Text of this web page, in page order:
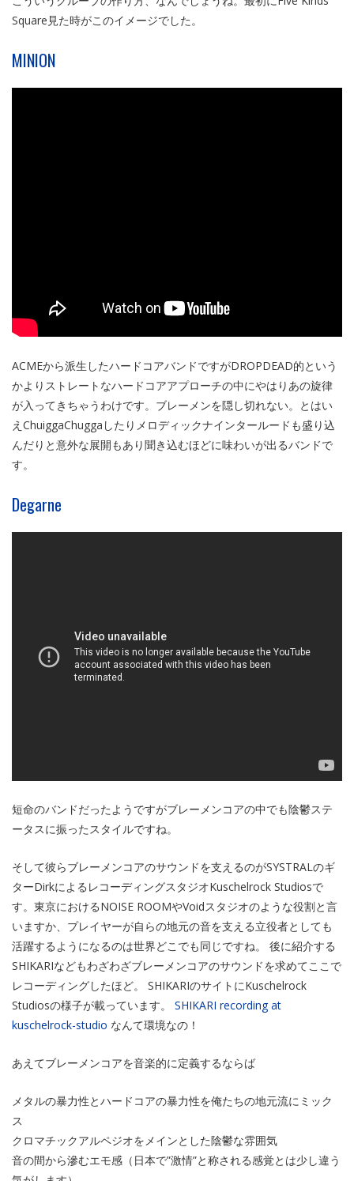
Square見た時がこのイメージでした。
MINION
ACMEから派生したハードコアバンドですがDROPDEAD的という
かよりストレートなハードコアアプローチの中にやはりあの旋律
が入ってきちゃうわけです。ブレーメンを隠し切れない。とはい
えChuiggaChuggaしたりメロディックナインタールードも盛り込
んだりと意外な展開もあり聞き込むほどに味わいが出るバンドで
す。
Degarne
短命のバンドだったようですがブレーメンコアの中でも陰鬱ステ
ータスに振ったスタイルですね。
そして彼らブレーメンコアのサウンドを支えるのがSYSTRALのギ
ターDirkによるレコーディングスタジオKuschelrock Studiosで
す。東京におけるNOISE ROOMやVoidスタジオのような役割と言
いますか、プレイヤーが自らの地元の音を支える立役者としても
活躍するようになるのは世界どこでも同じですね。 後に紹介する
SHIKARIなどもわざわざブレーメンコアのサウンドを求めてここで
レコーディングしたほど。 SHIKARIのサイトにKuschelrock
Studiosの様子が載っています。 SHIKARI recording at
kuschelrock-studio なんて環境なの！
あえてブレーメンコアを音楽的に定義するならば
メタルの暴力性とハードコアの暴力性を俺たちの地元流にミック
ス
クロマチックアルペジオをメインとした陰鬱な雰囲気
音の間から滲むエモ感（日本で”激情”と称される感覚とは少し違う